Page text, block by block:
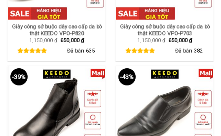
Giày công sở buộc dây cao cấp da bò
thật KEEDO VPO-P820
1,150,000₫ Giá
1,150,000 ₫.
650,000₫Giá
hiện
tại
là:
650,000 ₫.
Đã bán 635
Giày công sở buộc dây cao cấp da bò
thật KEEDO VPO-P703
1,150,000₫ Giá
1,150,000 ₫.
650,000₫Giá
hiện
tại
là:
650,000 ₫.
Đã bán 382
-39% -43%